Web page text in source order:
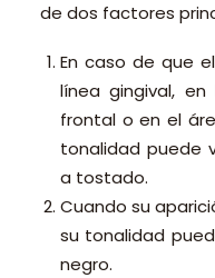
de dos factores
En caso de que
línea gingival,
frontal o en el
tonalidad puede
a tostado.
Cuando su
su tonalidad
negro.